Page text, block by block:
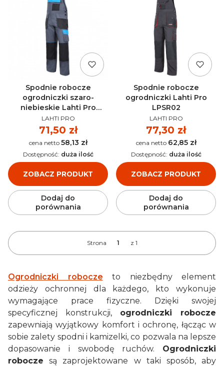
Spodnie robocze
ogrodniczki szaro-
niebieskie Lahti Pro
L40604
PRODUCENT
LAHTI PRO
Cena
71,50 zł
Cena 58,13 zł
ZOBACZ PRODUKT
Dostępność: duża ilość
Dodaj do
porównania
Spodnie robocze
ogrodniczki Lahti Pro
LPSR02
PRODUCENT
LAHTI PRO
Cena
77,30 zł
Cena 62,85 zł
ZOBACZ PRODUKT
Dostępność: duża ilość
Dodaj do
porównania
Strona z 1
Ogrodniczki robocze to niezbędny element
odzieży ochronnej dla każdego, kto wykonuje
wymagające prace fizyczne. Dzięki swojej
specyficznej konstrukcji, ogrodniczki robocze
zapewniają wyjątkowy komfort i ochronę, łącząc w
sobie zalety spodni i kamizelki, co pozwala na lepsze
dopasowanie i swobodę ruchów. Ogrodniczki
robocze są zaprojektowane w taki sposób, aby